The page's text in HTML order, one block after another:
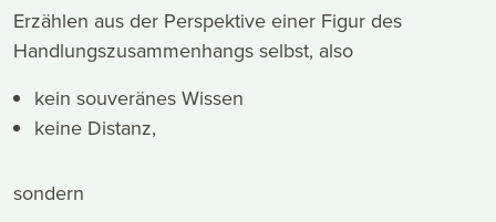
Erzählen aus der Perspektive einer Figur des
Handlungszusammenhangs selbst, also
kein souveränes Wissen
keine Distanz,
sondern